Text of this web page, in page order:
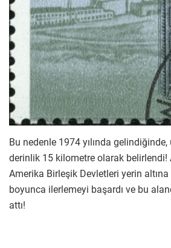
Bu nedenle 1974 yılında
derinlik 15 kilometre olarak belirlendi!
Amerika Birleşik Devletleri yerin
boyunca ilerlemeyi başardı ve bu
attı!